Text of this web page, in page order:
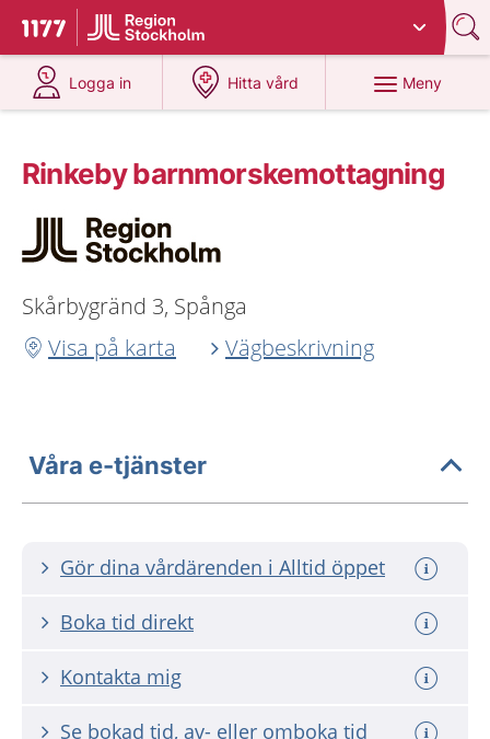
Till startsidan för 1177
Du har valt region
Logga in
på 1177.se
Hitta vård
på 1177.se
Meny
Rinkeby barnmorskemottagning
Skårbygränd 3, Spånga
Visa på karta
Vägbeskrivning
Våra e-tjänster
Gör dina vårdärenden i Alltid öppet
Boka tid direkt
Kontakta mig
Se bokad tid, av- eller omboka tid